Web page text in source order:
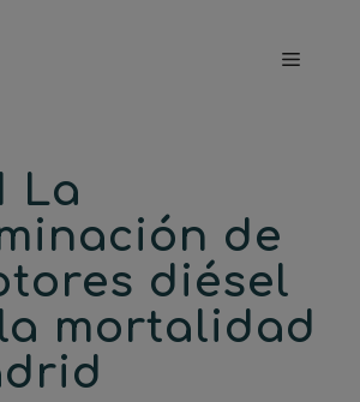
Menú
La
de
diésel
mortalidad